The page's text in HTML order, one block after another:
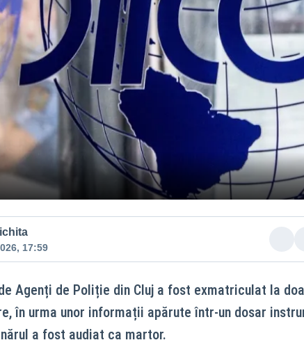
17:59
Agenți de Poliție din Cluj a fost exmatriculat la
în urma unor informații apărute într-un dosar
a fost audiat ca martor.